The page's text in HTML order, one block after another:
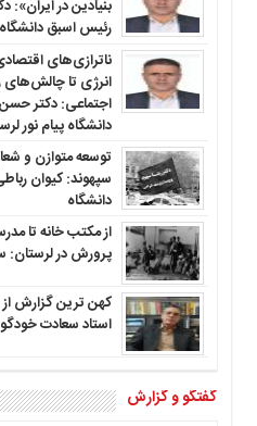
بنیادین در
رئیس اسبق دانشگاه
ناترازی‌های
انرژی تا
اجتماعی: دکتر
دانشگاه پیام نور
توسعه متوازن و
سپهوند: کیوان
دانشگاه
از مکتب خانه تا
پرورش در لرستان:
کهن ترین گزارش
استاد سعادت خودگو
گفتگو و گزارش